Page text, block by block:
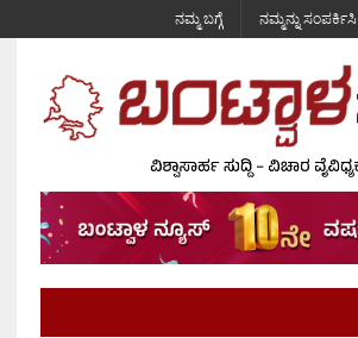
ನಮ್ಮ ಬಗ್ಗೆ ನಮ್ಮನ್ನು ಸಂಪರ್ಕಿಸಿ